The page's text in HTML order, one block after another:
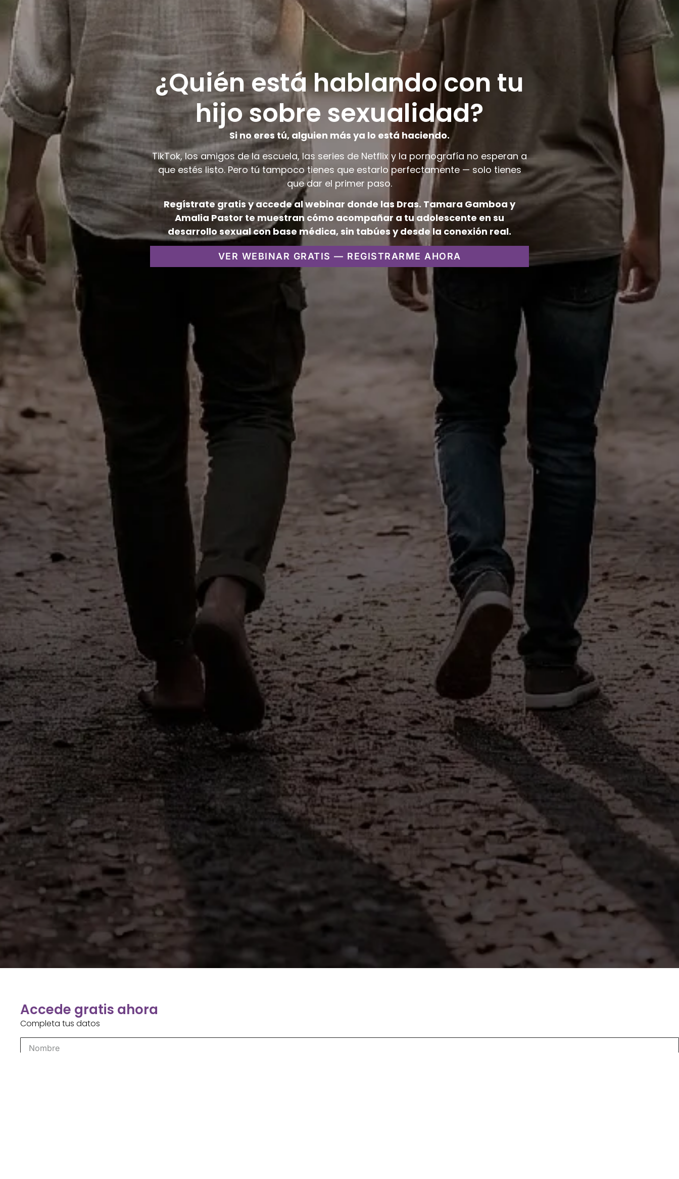
¿Quién está hablando con tu
hijo sobre sexualidad?
Si no eres tú, alguien más ya lo está haciendo.
TikTok, los amigos de la escuela, las series de Netflix y la pornografía no esperan a
que estés listo. Pero tú tampoco tienes que estarlo perfectamente — solo tienes
que dar el primer paso.
Regístrate gratis y accede al webinar donde las Dras. Tamara Gamboa y
Amalia Pastor te muestran cómo acompañar a tu adolescente en su
desarrollo sexual con base médica, sin tabúes y desde la conexión real.
VER WEBINAR GRATIS — REGISTRARME AHORA
Accede gratis ahora
Completa tus datos